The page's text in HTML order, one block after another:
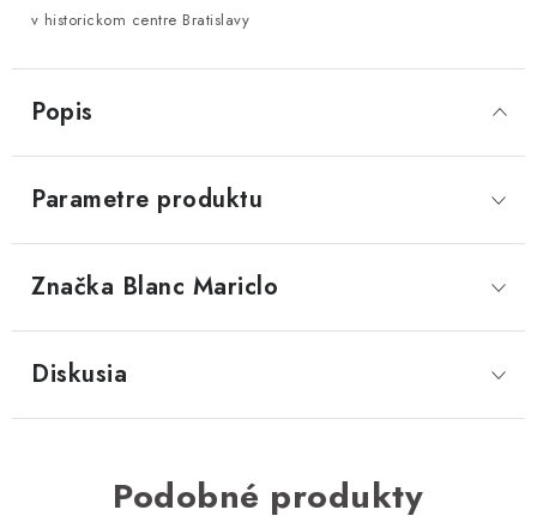
v historickom centre Bratislavy
Popis
Parametre produktu
Značka Blanc Mariclo
Diskusia
Podobné produkty